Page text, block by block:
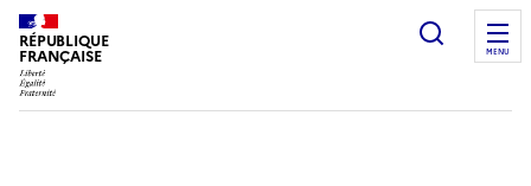
RÉPUBLIQUE
FRANÇAISE
Ouvrir
MENU